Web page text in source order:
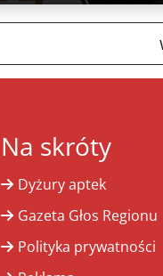
Na skróty
Dyżury aptek
Gazeta Głos Regionu
Polityka prywatności